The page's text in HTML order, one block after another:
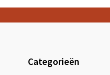
Categorieën